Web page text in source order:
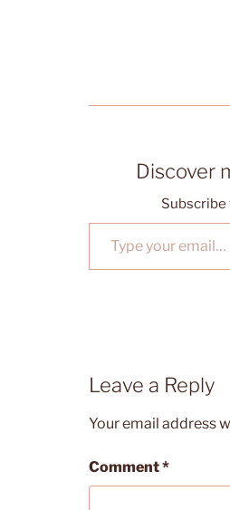
Discover
Type your email…
Leave a Reply
Your email address
Comment*